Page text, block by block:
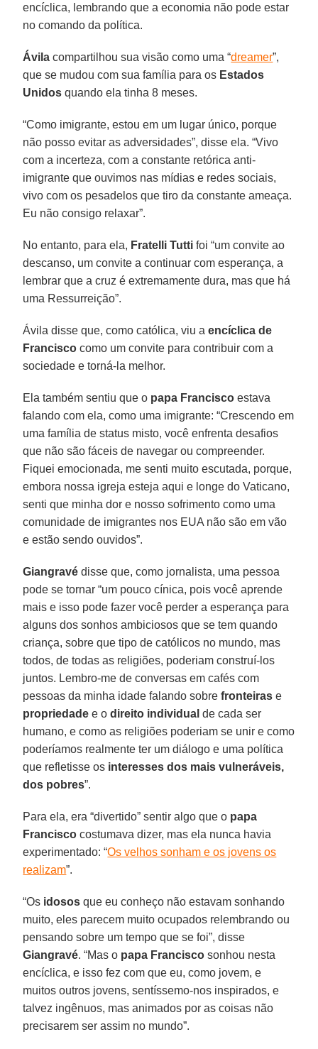
encíclica, lembrando que a economia não pode estar
no comando da política.
Ávila compartilhou sua visão como uma “dreamer”,
que se mudou com sua família para os Estados
Unidos quando ela tinha 8 meses.
“Como imigrante, estou em um lugar único, porque
não posso evitar as adversidades”, disse ela. “Vivo
com a incerteza, com a constante retórica anti-
imigrante que ouvimos nas mídias e redes sociais,
vivo com os pesadelos que tiro da constante ameaça.
Eu não consigo relaxar”.
No entanto, para ela, Fratelli Tutti foi “um convite ao
descanso, um convite a continuar com esperança, a
lembrar que a cruz é extremamente dura, mas que há
uma Ressurreição”.
Ávila disse que, como católica, viu aencíclica de
Francisco como um convite para contribuir com a
sociedade e torná-la melhor.
Ela também sentiu que o papa Francisco estava
falando com ela, como uma imigrante: “Crescendo em
uma família de status misto, você enfrenta desafios
que não são fáceis de navegar ou compreender.
Fiquei emocionada, me senti muito escutada, porque,
embora nossa igreja esteja aqui e longe do Vaticano,
senti que minha dor e nosso sofrimento como uma
comunidade de imigrantes nos EUA não são em vão
e estão sendo ouvidos”.
Giangravé disse que, como jornalista, uma pessoa
pode se tornar “um pouco cínica, pois você aprende
mais e isso pode fazer você perder a esperança para
alguns dos sonhos ambiciosos que se tem quando
criança, sobre que tipo de católicos no mundo, mas
todos, de todas as religiões, poderiam construí-los
juntos. Lembro-me de conversas em cafés com
pessoas da minha idade falando sobrefronteiras e
propriedade e odireito individual de cada ser
humano, e como as religiões poderiam se unir e como
poderíamos realmente ter um diálogo e uma política
que refletisse os interesses dos mais vulneráveis,
dos pobres”.
Para ela, era “divertido” sentir algo que o papa
Francisco costumava dizer, mas ela nunca havia
experimentado: “Os velhos sonham e os jovens os
realizam”.
“Os idosos que eu conheço não estavam sonhando
muito, eles parecem muito ocupados relembrando ou
pensando sobre um tempo que se foi”, disse
Giangravé. “Mas o papa Francisco sonhou nesta
encíclica, e isso fez com que eu, como jovem, e
muitos outros jovens, sentíssemo-nos inspirados, e
talvez ingênuos, mas animados por as coisas não
precisarem ser assim no mundo”.